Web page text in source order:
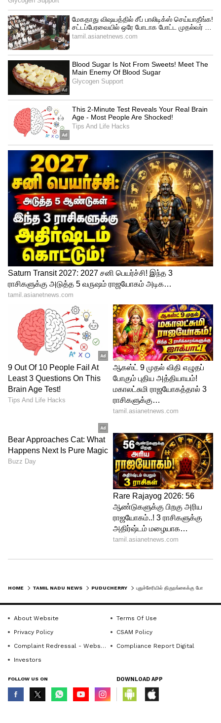
HOME TAMIL NADU NEWS PUDUCHERRY
About Website
Terms Of Use
Privacy Policy
CSAM Policy
Complaint Redressal - Website
Compliance Report Digital
Investors
FOLLOW US ON DOWNLOAD APP